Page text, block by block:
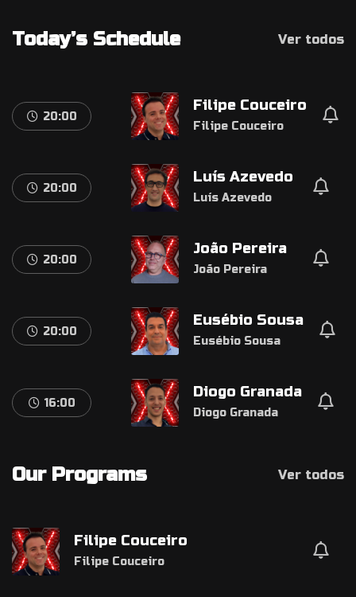
Today’s Schedule Ver todos
20:00
Filipe Couceiro
Filipe Couceiro
20:00
Luís Azevedo
Luís Azevedo
20:00
João Pereira
João Pereira
20:00
Eusébio Sousa
Eusébio Sousa
16:00
Diogo Granada
Diogo Granada
Our Programs Ver todos
Filipe Couceiro
Filipe Couceiro